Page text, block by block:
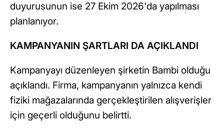
duyurusunun ise 27 Ekim 2026'da yapılması
planlanıyor.
KAMPANYANIN ŞARTLARI DA AÇIKLANDI
Kampanyayı düzenleyen şirketin Bambi olduğu
açıklandı. Firma, kampanyanın yalnızca kendi
fiziki mağazalarında gerçekleştirilen alışverişler
için geçerli olduğunu belirtti.